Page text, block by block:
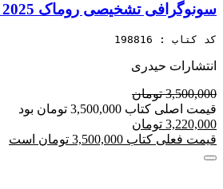
سونوگرافی تشخیصی روماک 2025 جلد دوم
کد کتاب : 198816
انتشارات حیدری
3,500,000 تومان
قیمت اصلی کتاب 3,500,000 تومان بود
3,220,000 تومان
قیمت فعلی کتاب 3,500,000 تومان است